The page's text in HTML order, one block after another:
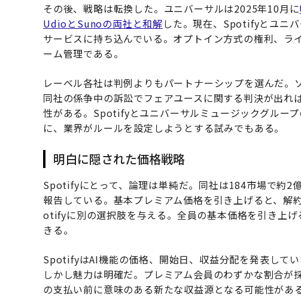
その後、戦略は転換した。ユニバーサルは2025年10月に
UdioとSunoの両社と和解した。現在、Spotifyとユニ
サービスに持ち込んでいる。オプトイン方式の権利、
ーム管理である。
レーベル各社は判例よりもパートナーシップを選んだ。
同社の係争中の訴訟でフェアユースに関する判決が出
性がある。Spotifyとユニバーサルミュージックグルー
に、業界がルールを設定しようとする試みでもある。
明白に隠された価格戦略
Spotifyにとって、論理は単純だ。同社は184市場で約2
報告している。基本プレミアム価格を引き上げると、
otifyに別の選択肢を与える。全員の基本価格を引き上
きる。
SpotifyはAI機能の価格、開始日、収益分配を発表して
しかし魅力は明確だ。プレミアム会員のわずかな割合
の支払い前に意味のある新たな収益源となる可能性がある